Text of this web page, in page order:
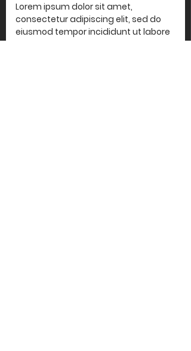
Lorem ipsum dolor sit amet,
consectetur adipiscing elit, sed do
eiusmod tempor incididunt ut labore